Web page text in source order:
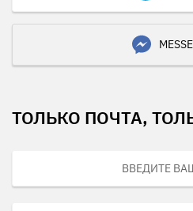
ТОЛЬКО ПОЧТА,